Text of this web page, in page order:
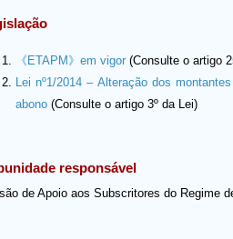
《ETAPM》em vigor(Consulte o artigo
Lei nº1/2014 – Alteração dos
abono(Consulte o artigo 3º da Lei)
responsável
de Apoio aos Subscritores do Regime